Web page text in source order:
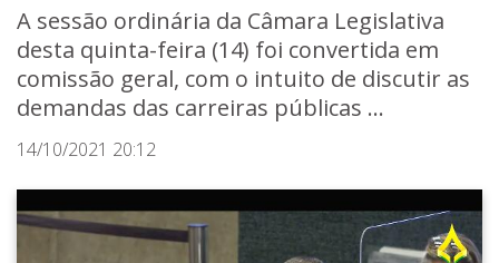
A sessão ordinária da Câmara Legislativa
desta quinta-feira (14) foi convertida em
comissão geral, com o intuito de discutir as
demandas das carreiras públicas ...
14/10/2021 20:12